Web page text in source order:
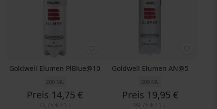
Goldwell Elumen PlBlue@10
200 ML
Preis 14,75 €
Goldwell Elumen AN@5
200 ML
Preis 19,95 €